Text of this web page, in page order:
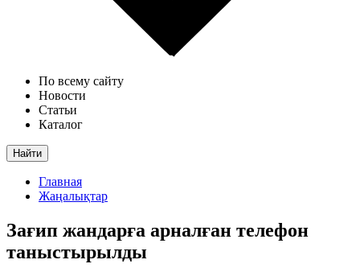
По всему сайту
Новости
Статьи
Каталог
Найти
Главная
Жаңалықтар
Зағип жандарға арналған телефон
таныстырылды